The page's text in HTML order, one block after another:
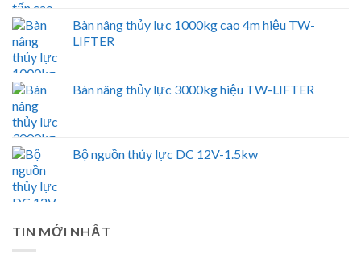
Bàn nâng thủy lực 1000kg cao 4m hiệu TW-
LIFTER
Bàn nâng thủy lực 3000kg hiệu TW-LIFTER
Bộ nguồn thủy lực DC 12V-1.5kw
TIN MỚI NHẤT